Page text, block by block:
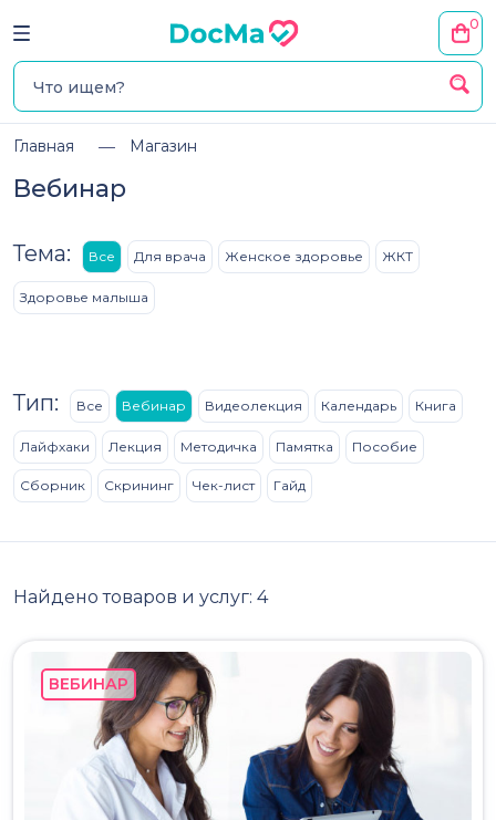
0
Главная Магазин
Вебинар
Тема: Все Для врача Женское здоровье ЖКТ
Здоровье малыша
Тип: Все Вебинар Видеолекция Календарь Книга
Лайфхаки Лекция Методичка Памятка Пособие
Сборник Скрининг Чек-лист Гайд
Найдено товаров и услуг: 4
ВЕБИНАР